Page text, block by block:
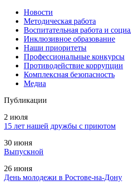
Новости
Методическая работа
Воспитательная работа и
Инклюзивное образование
Наши приоритеты
Профессиональные конкурсы
Противодействие коррупции
Комплексная безопасность
Медиа
Публикации
2 июля
15 лет нашей дружбы с приютом
30 июня
Выпускной
26 июня
День молодежи в Ростове-на-Дону